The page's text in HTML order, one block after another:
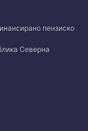
пензиско
Северна